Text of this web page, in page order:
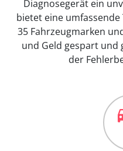
Diagnosegerät ein
bietet eine
35 Fahrzeugmarken
und Geld gespart und
der